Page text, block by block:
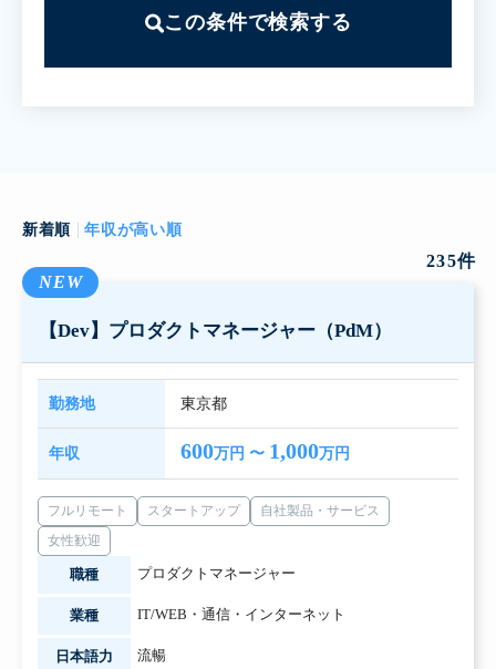
この条件で検索する
235件
新着順 年収が高い順
NEW
【Dev】プロダクトマネージャー（PdM）
勤務地 東京都
年収 600万円 〜 1,000万円
フルリモート スタートアップ
自社製品・サービス
女性歓迎
職種 プロダクトマネージャー
業種 IT/WEB・通信・インターネット
日本語力 流暢